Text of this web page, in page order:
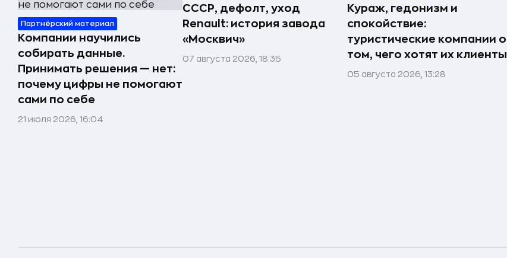
Партнёрский материал
Компании научились
собирать данные.
Принимать решения — нет:
почему цифры не помогают
сами по себе
21 июля 2026, 16:04
СССР, дефолт, уход
Renault: история завода
«Москвич»
07 августа 2026, 18:35
Кураж, гедонизм и
спокойствие:
туристические компании о
том, чего хотят их клиенты
05 августа 2026, 13:28